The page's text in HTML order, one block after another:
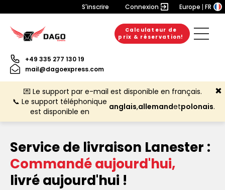
S'inscrire Connexion Europe FR
Calculateur de
prix & réservation!
+49 335 277 130 19
mail@dagoexpress.com
💌 Le support par e-mail est disponible en français.
📞 Le support téléphonique
est disponible en
anglais,allemandetpolonais.
Service de livraison Lanester :
Commandé aujourd'hui,
livré aujourd'hui !